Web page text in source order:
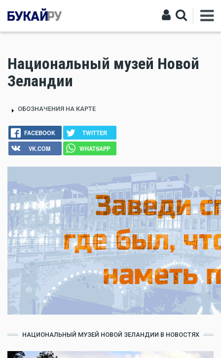
Национальный музей Новой
Зеландии
ОБОЗНАЧЕНИЯ НА КАРТЕ
FACEBOOK
TWITTER
VK.COM
WHATSAPP
НАЦИОНАЛЬНЫЙ МУЗЕЙ НОВОЙ ЗЕЛАНДИИ В НОВОСТЯХ